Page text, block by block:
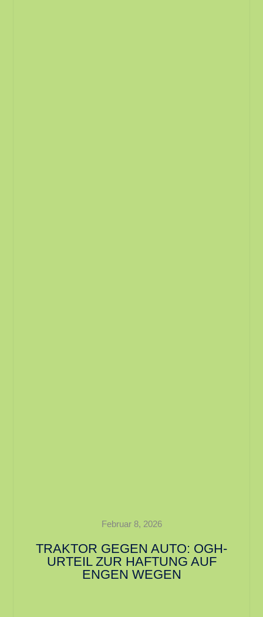
Februar 8, 2026
TRAKTOR GEGEN AUTO: OGH-
URTEIL ZUR HAFTUNG AUF
ENGEN WEGEN